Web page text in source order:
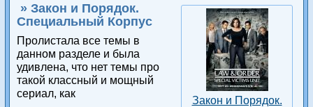
Закон и Порядок.
» Закон и Порядок.
Специальный Корпус
Пролистала все темы в
данном разделе и была
удивлена, что нет темы про
такой классный и мощный
сериал, как